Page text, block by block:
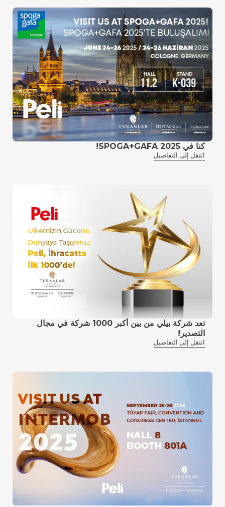
كنا في SPOGA+GAFA 2025!
انتقل إلى التفاصيل
تعد شركة بيلي من بين أكبر 1000 شركة في مجال
التصدير!
انتقل إلى التفاصيل